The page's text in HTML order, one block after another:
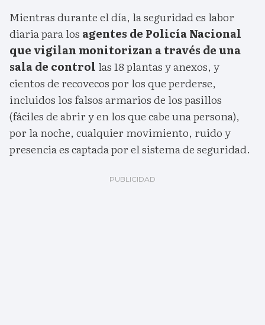
Mientras durante el día, la seguridad es labor
diaria para los agentes de Policía Nacional
que vigilan monitorizan a través de una
sala de control las 18 plantas y anexos, y
cientos de recovecos por los que perderse,
incluidos los falsos armarios de los pasillos
(fáciles de abrir y en los que cabe una persona),
por la noche, cualquier movimiento, ruido y
presencia es captada por el sistema de seguridad.